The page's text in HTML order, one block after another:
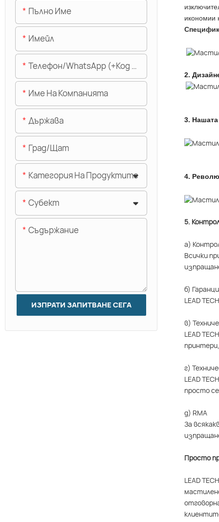
икономии
2.
3. Нашата
4.
5.
а)
Всички
б)
LEAD
в)
LEAD
г)
LEAD
просто
д) RMA
За
Просто
LEAD
Пълно Име
Имейл
Телефон/WhatsApp (+Код На Областта)
Име На Компанията
Държава
Град/щат
Категория На Продуктите
Субект
Съдържание
ИЗПРАТИ ЗАПИТВАНЕ СЕГА